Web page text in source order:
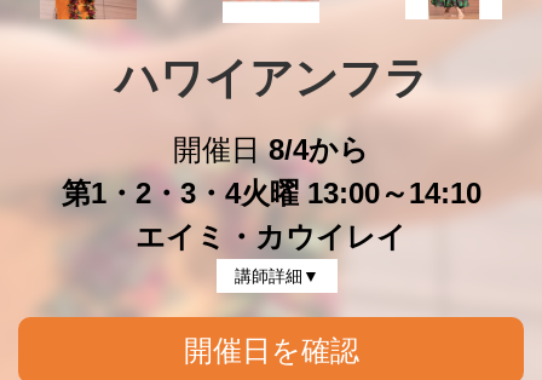
ハワイアンフラ
開催日8/4から
第1・2・3・4火曜 13:00～14:10
エイミ・カウイレイ
講師詳細▼
開催日を確認